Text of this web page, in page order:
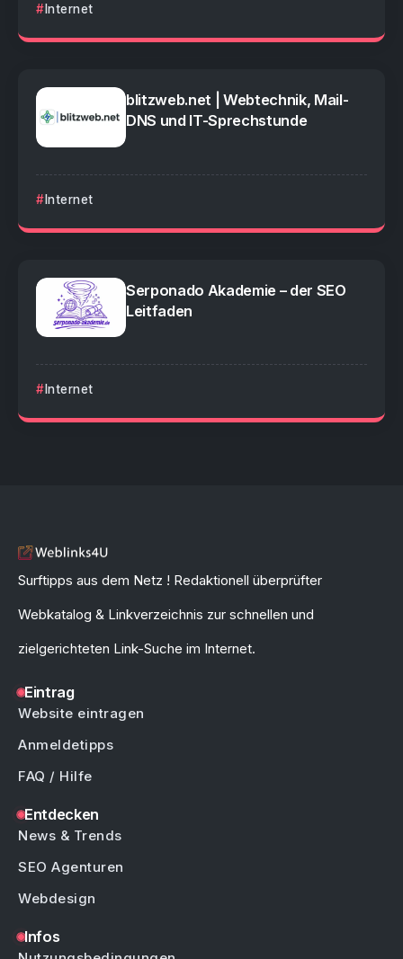
Internet
blitzweb.net | Webtechnik, Mail-
DNS und IT-Sprechstunde
Internet
Serponado Akademie – der SEO
Leitfaden
Internet
Surftipps aus dem Netz ! Redaktionell überprüfter
Webkatalog & Linkverzeichnis zur schnellen und
zielgerichteten Link-Suche im Internet.
Eintrag
Website eintragen
Anmeldetipps
FAQ / Hilfe
Entdecken
News & Trends
SEO Agenturen
Webdesign
Infos